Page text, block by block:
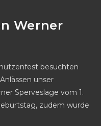
Werner
besuchten
unser
Sperveslage vom 1.
zudem wurde